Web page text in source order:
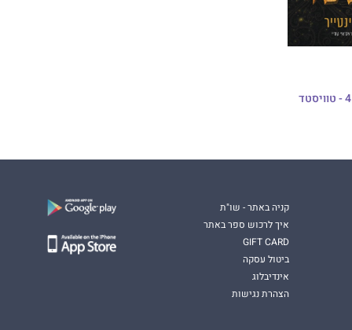
קניה באתר - שו"ת
איך לרכוש ספר באתר
GIFT CARD
ביטול עסקה
אינדיבלוג
הצהרת נגישות